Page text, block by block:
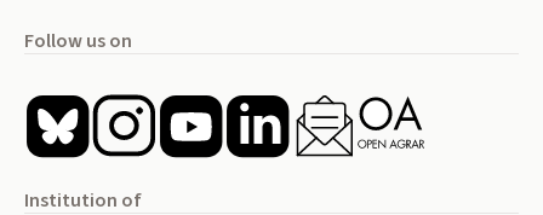
Follow us on
Institution of